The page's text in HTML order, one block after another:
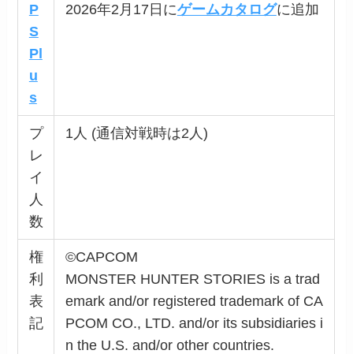
P
S
Pl
u
s
2026年2月17日にゲームカタログに追加
プ
レ
イ
人
数
1人 (通信対戦時は2人)
権
利
表
記
©CAPCOM
MONSTER HUNTER STORIES is a trad
emark and/or registered trademark of CA
PCOM CO., LTD. and/or its subsidiaries i
n the U.S. and/or other countries.